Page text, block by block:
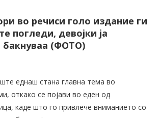
во речиси голо издание ги
погледи, девојки ја
бакнуваа (ФОТО)
еднаш стана главна тема во
откако се појави во еден од
каде што го привлече вниманието со